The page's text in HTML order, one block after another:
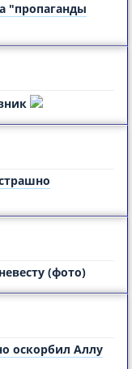
"пропаганды
(фото)
оскорбил Аллу